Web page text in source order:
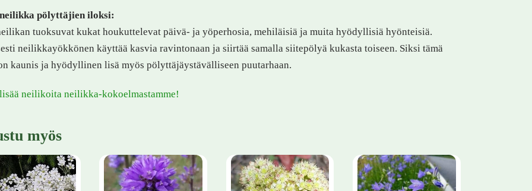
pölyttäjien iloksi:
tuoksuvat kukat houkuttelevat päivä- ja yöperhosia, mehiläisiä ja muita hyödyllisiä hyönteisiä.
neilikkayökkönen käyttää kasvia ravintonaan ja siirtää samalla siitepölyä kukasta toiseen. Siksi tämä
kaunis ja hyödyllinen lisä myös pölyttäjäystävälliseen puutarhaan.
neilikoita neilikka-kokoelmastamme!
myös